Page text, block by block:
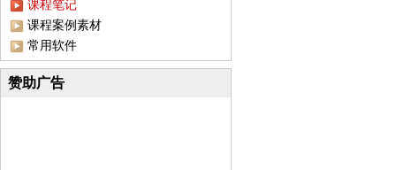
课程笔记
课程案例素材
常用软件
赞助广告